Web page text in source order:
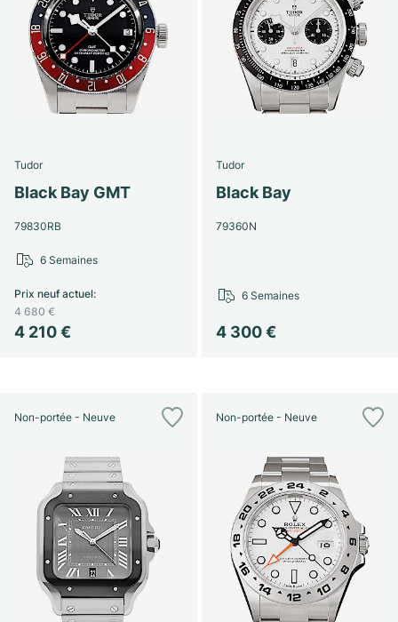
Tudor
Black Bay GMT
79830RB
4 210 €
Prix neuf actuel:
4 680 €
6 Semaines
Tudor
Black Bay
79360N
4 300 €
6 Semaines
Non-portée - Neuve Non-portée - Neuve